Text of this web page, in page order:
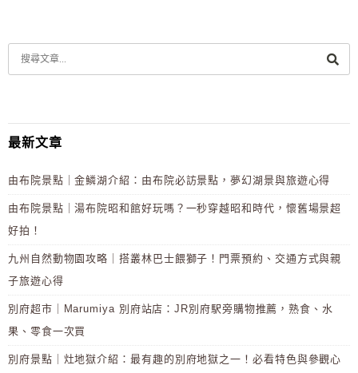
最新文章
由布院景點｜金鱗湖介紹：由布院必訪景點，夢幻湖景與旅遊心得
由布院景點｜湯布院昭和館好玩嗎？一秒穿越昭和時代，懷舊場景超
好拍！
九州自然動物園攻略｜搭叢林巴士餵獅子！門票預約、交通方式與親
子旅遊心得
別府超市｜Marumiya 別府站店：JR別府駅旁購物推薦，熟食、水
果、零食一次買
別府景點｜灶地獄介紹：最有趣的別府地獄之一！必看特色與參觀心